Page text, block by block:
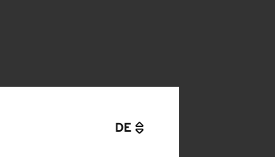
DE